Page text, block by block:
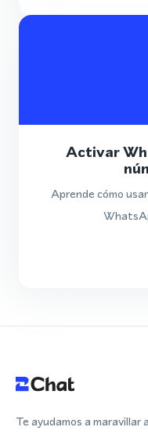
Activar
Aprende cómo
Te ayudamos a maravillar